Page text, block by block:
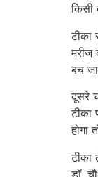
किसी
टीका
मरीज
बच
दूसरे
टीका
होगा
टीका
डॉ.